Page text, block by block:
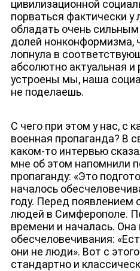
цивилизационной
порваться фактически у
обладать очень
долей нонконформизма,
лопнула в
абсолютно актуальная и
устроены мы, наша
не поделаешь.
С чего при этом у нас, с
военная пропаганда? В
каком-то интервью
мне об этом напомнили
пропаганду: «Это
началось
году. Перед
людей в Симферополе.
времени и началась. Она
обесчеловечивания:
они не люди». Вот с
стандартно и